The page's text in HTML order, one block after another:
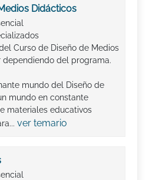
Didácticos
Curso de Diseño de Medios
dependiendo del programa.
mundo del Diseño de
mundo en constante
materiales educativos
ver temario